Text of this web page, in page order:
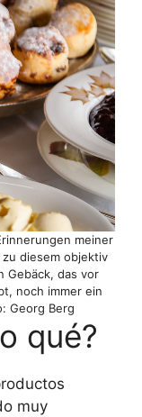
meiner
diesem objektiv
Gebäck, das vor
noch immer ein
Georg Berg
qué?
muy